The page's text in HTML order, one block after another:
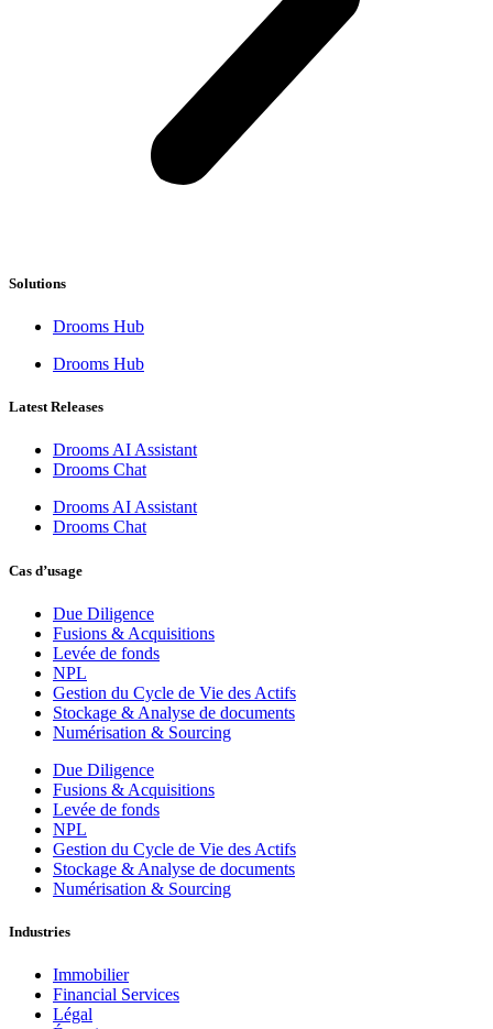
Solutions
Drooms Hub
Drooms Hub
Latest Releases
Drooms AI Assistant
Drooms Chat
Drooms AI Assistant
Drooms Chat
Cas d’usage
Due Diligence
Fusions & Acquisitions
Levée de fonds
NPL
Gestion du Cycle de Vie des Actifs
Stockage & Analyse de documents
Numérisation & Sourcing
Due Diligence
Fusions & Acquisitions
Levée de fonds
NPL
Gestion du Cycle de Vie des Actifs
Stockage & Analyse de documents
Numérisation & Sourcing
Industries
Immobilier
Financial Services
Légal